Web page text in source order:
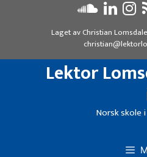
Laget avChristian
Lektor
Norsk skole